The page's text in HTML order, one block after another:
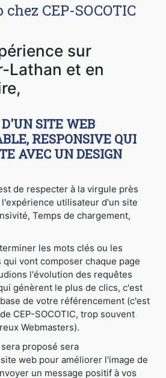
CEP-SOCOTIC
sur
Lathan et en
SITE WEB
RESPONSIVE QUI
AVEC UN DESIGN
de respecter à la virgule près
utilisateur d'un site
Temps de chargement,
les mots clés ou les
vont composer chaque page
l'évolution des requêtes
génèrent le plus de clics, c'est
de votre référencement (c'est
CEP-SOCOTIC, trop souvent
Webmasters).
proposé sera
web pour améliorer l'image de
un message positif à vos